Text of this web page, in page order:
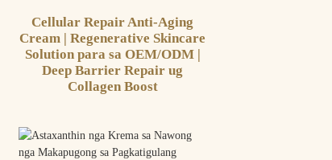
Cellular Repair Anti-Aging
Cream | Regenerative Skincare
Solution para sa OEM/ODM |
Deep Barrier Repair ug
Collagen Boost